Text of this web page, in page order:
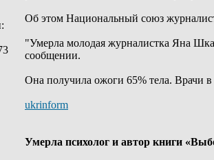
Oб этом Национальный союз
"Умерла молодая журналистка Яна
сообщении.
Она получила ожоги 65% тела. Врачи
ukrinform
Умерла психолог и автор книги